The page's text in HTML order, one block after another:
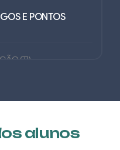
E PONTOS
(TI)
alunos